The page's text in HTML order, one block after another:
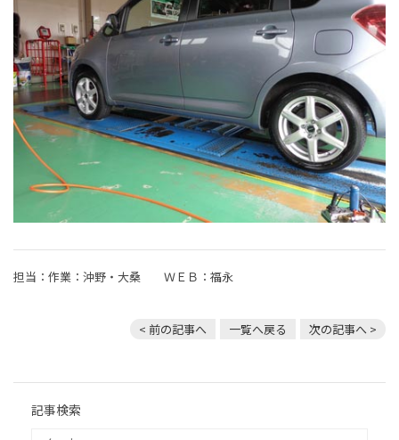
担当：作業：沖野・大桑 ＷＥＢ：福永
< 前の記事へ 一覧へ戻る 次の記事へ >
記事検索